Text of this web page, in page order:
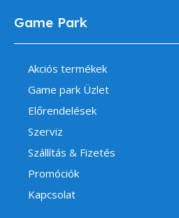
Game Park
Akciós termékek
Game park Üzlet
Előrendelések
Szerviz
Szállítás & Fizetés
Promóciók
Kapcsolat